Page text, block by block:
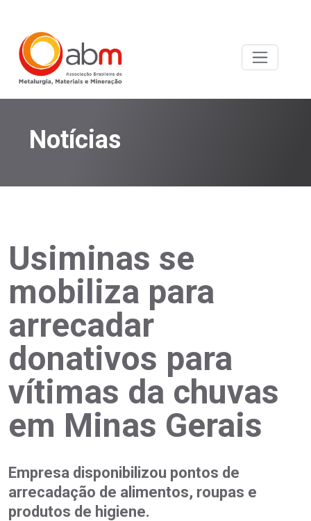
Notícias
Usiminas se
mobiliza para
arrecadar
donativos para
vítimas da chuvas
em Minas Gerais
Empresa disponibilizou pontos de
arrecadação de alimentos, roupas e
produtos de higiene.